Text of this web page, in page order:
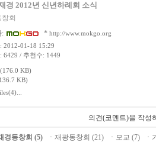
경 2012년 신년하례회 소식
회
:
* http://www.mokgo.org
2012-01-18 15:29
6429 / 추천수: 1449
KB)
KB)
의견(코멘트)을 작성
경동창회 (5) ㆍ 재광동창회 (21) ㆍ 모교 (7) ㆍ